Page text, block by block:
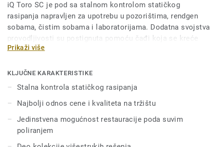
iQ Toro SC je pod sa stalnom kontrolom statičkog
rasipanja napravljen za upotrebu u pozorištima, rendgen
sobama, čistim sobama i laboratorijama. Dodatna svojstva
provodljivosti su postignuta pomoću čađi koja se kreće
kroz vinil duž podnog oslonca od čistog ugljenika. Deo je
otpornost na habanje, fleke i nagrizanje u prostorima velike
prohodnosti. Boje se uklapaju sa drugim proizvodima i
dodacima iz naše iQ kolekcije.
Prikaži više
KLJUČNE KARAKTERISTIKE
Stalna kontrola statičkog rasipanja
Najbolji odnos cene i kvaliteta na tržištu
Jedinstvena mogućnost restauracije poda suvim
poliranjem